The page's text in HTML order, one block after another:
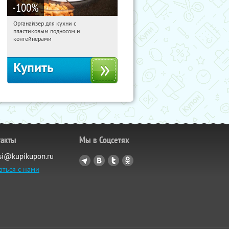
-100%
17:07:05 Получили:
Россия
Органайзер для кухни с
пластиковым подносом и
контейнерами
Купить
с нами
Мы в Соцсетях